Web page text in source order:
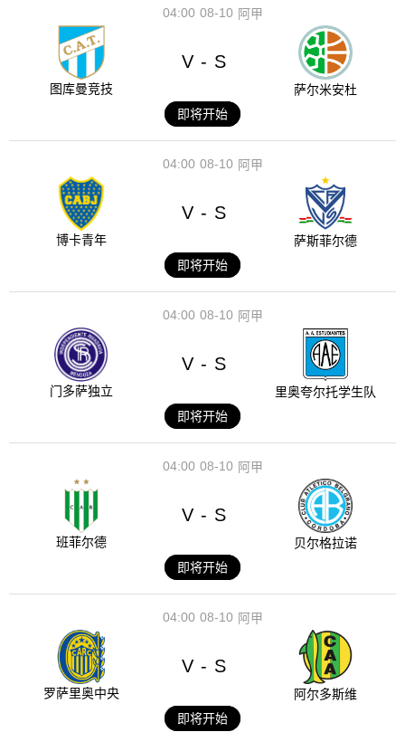
08-10
04:00 阿甲
图库曼竞技
V - S
萨尔米安杜
即将开始
08-10
04:00 阿甲
博卡青年
V - S
萨斯菲尔德
即将开始
08-10
04:00 阿甲
门多萨独立
V - S
里奥夸尔托学生队
即将开始
08-10
04:00 阿甲
班菲尔德
V - S
贝尔格拉诺
即将开始
08-10
04:00 阿甲
罗萨里奥中央
V - S
阿尔多斯维
即将开始